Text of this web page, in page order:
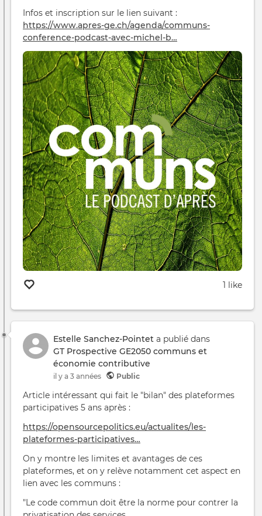
Infos et inscription sur le lien suivant :
https://www.apres-ge.ch/agenda/communs-
conference-podcast-avec-michel-b…
1 like
Estelle Sanchez-Pointet a publié dans
GT Prospective GE2050 communs et
économie contributive
il y a 3 années Public
Article intéressant qui fait le "bilan" des plateformes
participatives 5 ans après :
https://opensourcepolitics.eu/actualites/les-
plateformes-participatives…
On y montre les limites et avantages de ces
plateformes, et on y relève notamment cet aspect en
lien avec les communs :
"Le code commun doit être la norme pour contrer la